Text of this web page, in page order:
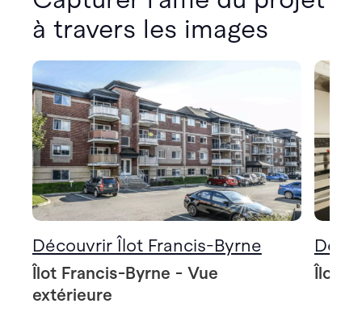
à travers les images
Découvrir Îlot Francis-Byrne
Îlot Francis-Byrne - Vue
extérieure
Îlot